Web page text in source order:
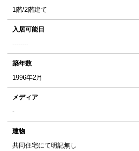
1階/2階建て
入居可能日
--------
築年数
1996年2月
メディア
-
建物
共同住宅にて明記無し